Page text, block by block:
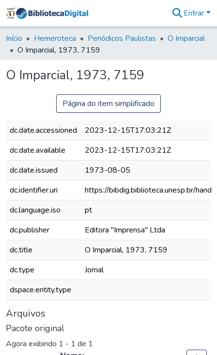
&
Coleções
Tudo na
Digital
Entrar
Início Hemeroteca Periódicos Paulistas
O Imparcial
O Imparcial, 1973, 7159
O Imparcial, 1973, 7159
Página do item simplificado
dc.date.accessioned
2023-12-15T17:03:21Z
dc.date.available
2023-12-15T17:03:21Z
dc.date.issued
1973-08-05
dc.identifier.uri
https://bibdig.biblioteca.unesp.br/
dc.language.iso
pt
dc.publisher
Editora "Imprensa" Ltda
dc.title
O Imparcial, 1973, 7159
dc.type
Jornal
dspace.entity.type
Arquivos
Pacote original
Agora exibindo 1 - 1 de 1